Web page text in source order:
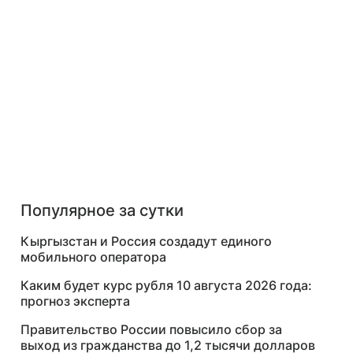
Популярное за сутки
Кыргызстан и Россия создадут единого
мобильного оператора
Каким будет курс рубля 10 августа 2026 года:
прогноз эксперта
Правительство России повысило сбор за
выход из гражданства до 1,2 тысячи долларов